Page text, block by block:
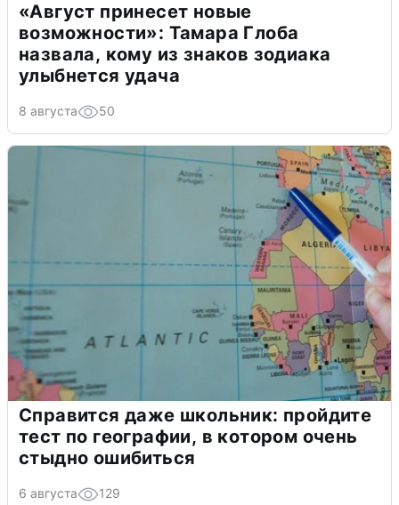
«Август принесет новые
возможности»: Тамара Глоба
назвала, кому из знаков зодиака
улыбнется удача
8 августа 50
Справится даже школьник: пройдите
тест по географии, в котором очень
стыдно ошибиться
6 августа 129